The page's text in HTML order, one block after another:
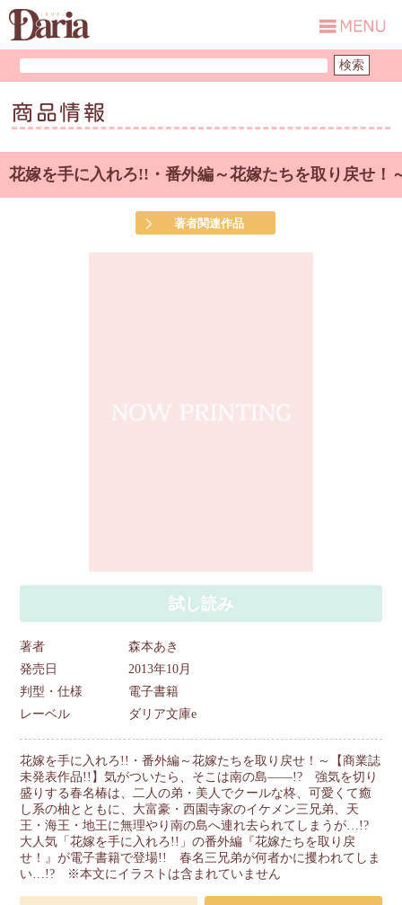
商品情報
花嫁を手に入れろ!!・番外編～花嫁たちを取り戻せ！
著者関連作品
試し読み
著者
森本あき
発売日
2013年10月
判型・仕様
電子書籍
レーベル
ダリア文庫e
花嫁を手に入れろ!!・番外編～花嫁たちを取り戻せ！～【商業誌
未発表作品!!】気がついたら、そこは南の島――!? 強気を切り
盛りする春名椿は、二人の弟・美人でクールな柊、可愛くて癒
し系の柚とともに、大富豪・西園寺家のイケメン三兄弟、天
王・海王・地王に無理やり南の島へ連れ去られてしまうが…!?
大人気「花嫁を手に入れろ!!」の番外編『花嫁たちを取り戻
せ！』が電子書籍で登場!! 春名三兄弟が何者かに攫われてしま
い…!? ※本文にイラストは含まれていません